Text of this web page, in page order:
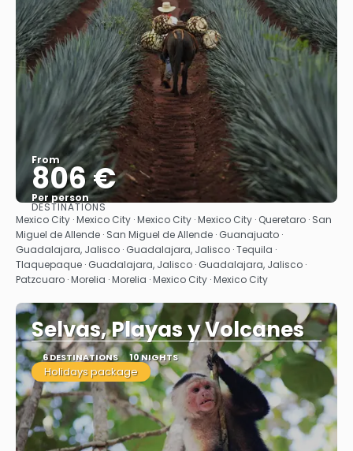
From
806 €
Per person
See
DESTINATIONS
Mexico City · Mexico City · Mexico City · Mexico City · Queretaro · San
Miguel de Allende · San Miguel de Allende · Guanajuato ·
Guadalajara, Jalisco · Guadalajara, Jalisco · Tequila ·
Tlaquepaque · Guadalajara, Jalisco · Guadalajara, Jalisco ·
Patzcuaro · Morelia · Morelia · Mexico City · Mexico City
Selvas, Playas y Volcanes
6 DESTINATIONS 10 NIGHTS
Holidays package